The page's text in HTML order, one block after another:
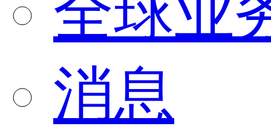
消息